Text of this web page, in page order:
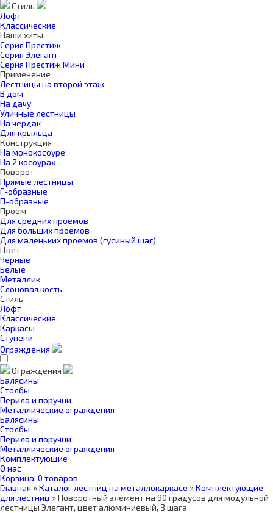
Стиль
Лофт
Классические
Наши хиты
Серия Престиж
Серия Элегант
Серия Престиж Мини
Применение
Лестницы на второй этаж
В дом
На дачу
Уличные лестницы
На чердак
Для крыльца
Конструкция
На монокосоуре
На 2 косоурах
Поворот
Прямые лестницы
Г-образные
П-образные
Проем
Для средних проемов
Для больших проемов
Для маленьких проемов (гусиный шаг)
Цвет
Черные
Белые
Металлик
Слоновая кость
Стиль
Лофт
Классические
Каркасы
Ступени
Ограждения
Ограждения
Балясины
Столбы
Перила и поручни
Металлические ограждения
Балясины
Столбы
Перила и поручни
Металлические ограждения
Комплектующие
О нас
Корзина: 0 товаров
Главная »Каталог лестниц на металлокаркасе »Комплектующие
для лестниц »Поворотный элемент на 90 градусов для модульной
лестницы Элегант, цвет алюминиевый, 3 шага